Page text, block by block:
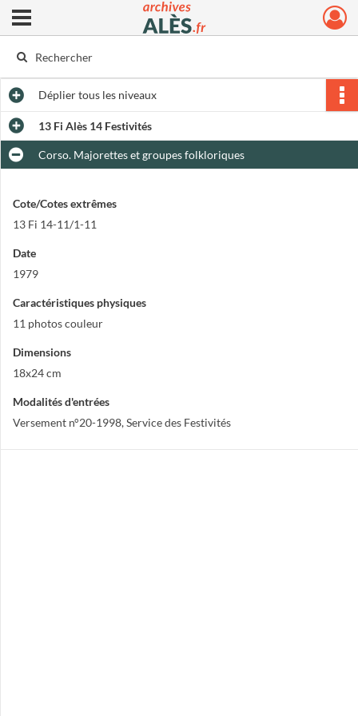
Archives municipales d'Alès
Ouvrir le menu déroulant
Dépliertous les niveaux
13 Fi Alès 14 Festivités
Corso. Majorettes et groupes folkloriques
Cote/Cotes extrêmes
13 Fi 14-11/1-11
Date
1979
Caractéristiques physiques
11 photos couleur
Dimensions
18x24 cm
Modalités d'entrées
Versement n°20-1998, Service des Festivités